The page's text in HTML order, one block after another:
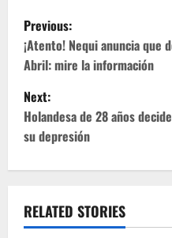
P
o
s
t
n
v
Previous:
¡Atento! Nequi anuncia que
Abril: mire la información
Next:
Holandesa de 28 años
su depresión
RELATED STORIES